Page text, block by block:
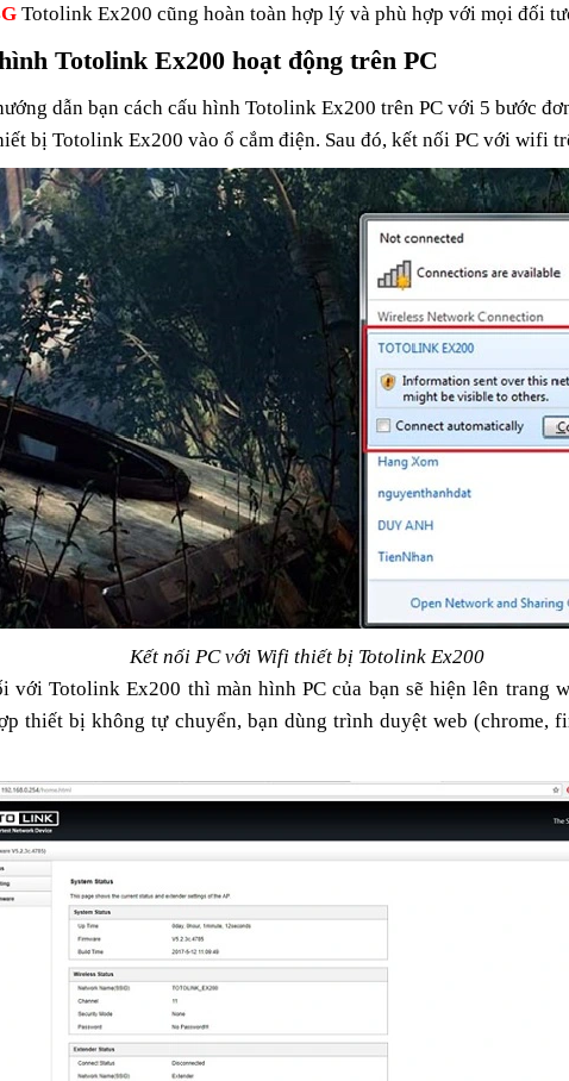
Totolink Ex200 cũng hoàn toàn hợp lý và phù hợp với mọi đối
Totolink Ex200 hoạt động trên PC
dẫn bạn cách cấu hình Totolink Ex200 trên PC với 5 bước
bị Totolink Ex200 vào ổ cắm điện. Sau đó, kết nối PC với wifi
Kết nối PC với Wifi thiết bị Totolink Ex200
với Totolink Ex200 thì màn hình PC của bạn sẽ hiện lên trang
thiết bị không tự chuyển, bạn dùng trình duyệt web (chrome,